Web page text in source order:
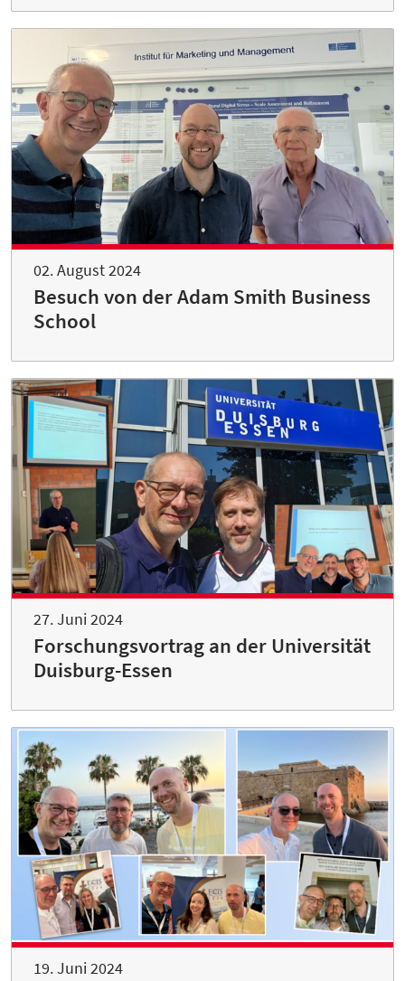
02. August 2024
Besuch von der Adam Smith Business
School
27. Juni 2024
Forschungsvortrag an der Universität
Duisburg-Essen
19. Juni 2024